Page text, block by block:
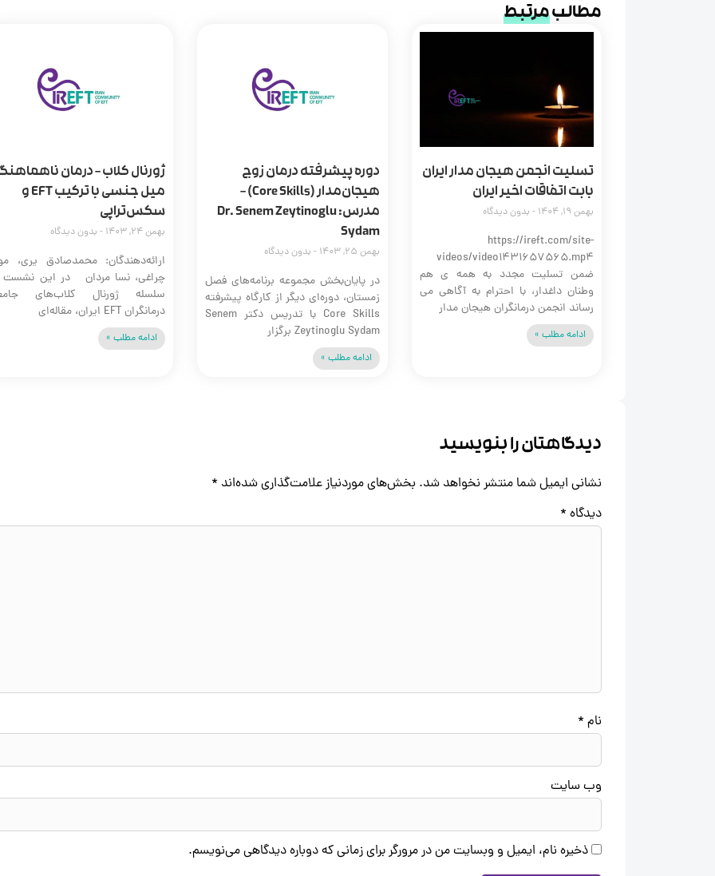
مطالبمرتبط
تسلیت انجمن هیجان مدار ایران
بابت اتفاقات اخیر ایران
بهمن 19, 1404 بدون دیدگاه
https://ireft.com/site-
videos/video1431657565.mp4
ضمن تسلیت مجدد به همه‌ ی هم‌
وطنان داغدار، با احترام به آگاهی می‌
رساند انجمن درمانگران هیجان‌ مدار
ادامه مطلب »
دوره پیشرفته درمان زوج
هیجان‌مدار (Core Skills) –
مدرس: Dr. Senem Zeytinoglu
Sydam
بهمن 25, 1403 بدون دیدگاه
در پایان‌بخش مجموعه برنامه‌های فصل
زمستان، دوره‌ای دیگر از کارگاه پیشرفته
Core Skills با تدریس دکتر Senem
Zeytinoglu Sydam برگزار
ادامه مطلب »
ژورنال کلاب – درمان
میل جنسی با ترکیب EFT و
سکس‌تراپی
بهمن 24, 1403 بدون دیدگاه
ارائه‌دهندگان: محمدصادق یری،
چراغی، نسا مردان در این نشست
سلسله ژورنال کلاب‌های
درمانگران EFT ایران، مقاله‌ای
ادامه مطلب »
دیدگاهتان را بنویسید
نشانی ایمیل شما منتشر نخواهد شد. بخش‌های موردنیاز علامت‌گذاری شده‌اند *
دیدگاه *
نام *
وب‌ سایت
ذخیره نام، ایمیل و وبسایت من در مرورگر برای زمانی که دوباره دیدگاهی می‌نویسم.